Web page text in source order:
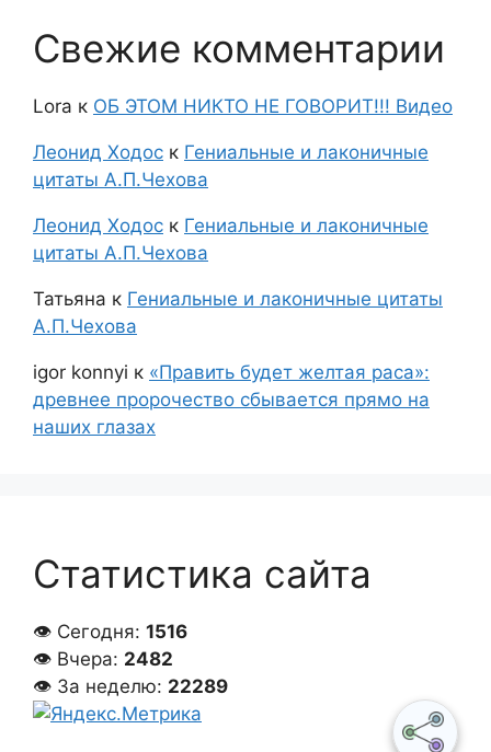
Свежие комментарии
Lora к ОБ ЭТОМ НИКТО НЕ ГОВОРИТ!!! Видео
Леонид Ходос к Гениальные и лаконичные
цитаты А.П.Чехова
Леонид Ходос к Гениальные и лаконичные
цитаты А.П.Чехова
Татьяна к Гениальные и лаконичные цитаты
А.П.Чехова
igor konnyi к «Править будет желтая раса»:
древнее пророчество сбывается прямо на
наших глазах
Статистика сайта
👁 Сегодня: 1516
👁 Вчера: 2482
👁 За неделю: 22289